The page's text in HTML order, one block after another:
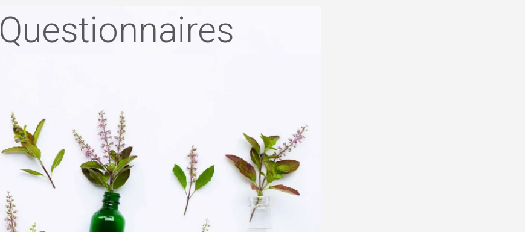
Questionnaires